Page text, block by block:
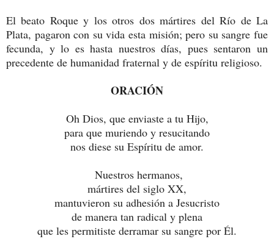
El beato Roque y los otros dos mártires del Río de La
Plata, pagaron con su vida esta misión; pero su sangre fue
fecunda, y lo es hasta nuestros días, pues sentaron un
precedente de humanidad fraternal y de espíritu religioso.
ORACIÓN
Oh Dios, que enviaste a tu Hijo,
para que muriendo y resucitando
nos diese su Espíritu de amor.
Nuestros hermanos,
mártires del siglo XX,
mantuvieron su adhesión a Jesucristo
de manera tan radical y plena
que les permitiste derramar su sangre por Él.